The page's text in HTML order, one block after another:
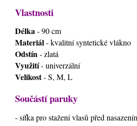
Vlastnosti
Délka- 90 cm
Materiál- kvalitní syntetické vlákno
Odstín- zlatá
Využití- univerzální
Velikost- S, M, L
Součástí paruky
- síťka pro stažení vlasů před